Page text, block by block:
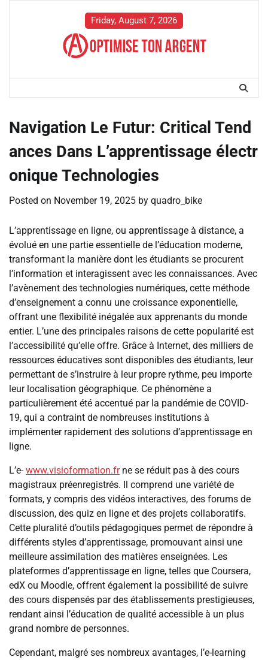
Friday, August 7, 2026
Navigation Le Futur: Critical Tend
ances Dans L’apprentissage électr
onique Technologies
Posted on November 19, 2025 by quadro_bike
L’apprentissage en ligne, ou apprentissage à distance, a
évolué en une partie essentielle de l’éducation moderne,
transformant la manière dont les étudiants se procurent
l’information et interagissent avec les connaissances. Avec
l’avènement des technologies numériques, cette méthode
d’enseignement a connu une croissance exponentielle,
offrant une flexibilité inégalée aux apprenants du monde
entier. L’une des principales raisons de cette popularité est
l’accessibilité qu’elle offre. Grâce à Internet, des milliers de
ressources éducatives sont disponibles des étudiants, leur
permettant de s’instruire à leur propre rythme, peu importe
leur localisation géographique. Ce phénomène a
particulièrement été accentué par la pandémie de COVID-
19, qui a contraint de nombreuses institutions à
implémenter rapidement des solutions d’apprentissage en
ligne.
L’e-www.visioformation.frne se réduit pas à des cours
magistraux préenregistrés. Il comprend une variété de
formats, y compris des vidéos interactives, des forums de
discussion, des quiz en ligne et des projets collaboratifs.
Cette pluralité d’outils pédagogiques permet de répondre à
différents styles d’apprentissage, promouvant ainsi une
meilleure assimilation des matières enseignées. Les
plateformes d’apprentissage en ligne, telles que Coursera,
edX ou Moodle, offrent également la possibilité de suivre
des cours dispensés par des établissements prestigieuses,
rendant ainsi l’éducation de qualité accessible à un plus
grand nombre de personnes.
Cependant, malgré ses nombreux avantages, l’e-learning